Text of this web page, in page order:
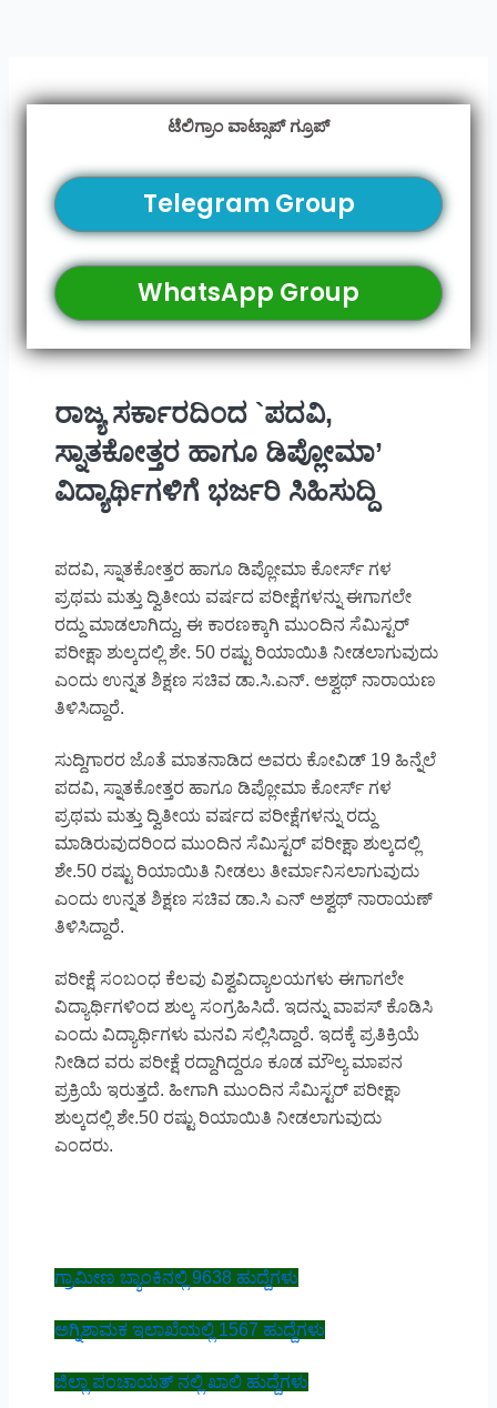
ಟೆಲಿಗ್ರಾಂ ವಾಟ್ಸಾಪ್ ಗ್ರೂಪ್
Telegram Group
WhatsApp Group
ರಾಜ್ಯ ಸರ್ಕಾರದಿಂದ `ಪದವಿ,
ಸ್ನಾತಕೋತ್ತರ ಹಾಗೂ ಡಿಪ್ಲೋಮಾ’
ವಿದ್ಯಾರ್ಥಿಗಳಿಗೆ ಭರ್ಜರಿ ಸಿಹಿಸುದ್ದಿ
ಪದವಿ, ಸ್ನಾತಕೋತ್ತರ ಹಾಗೂ ಡಿಪ್ಲೋಮಾ ಕೋರ್ಸ್ ಗಳ
ಪ್ರಥಮ ಮತ್ತು ದ್ವಿತೀಯ ವರ್ಷದ ಪರೀಕ್ಷೆಗಳನ್ನು ಈಗಾಗಲೇ
ರದ್ದು ಮಾಡಲಾಗಿದ್ದು, ಈ ಕಾರಣಕ್ಕಾಗಿ ಮುಂದಿನ ಸೆಮಿಸ್ಟರ್
ಪರೀಕ್ಷಾ ಶುಲ್ಕದಲ್ಲಿ ಶೇ. 50 ರಷ್ಟು ರಿಯಾಯಿತಿ ನೀಡಲಾಗುವುದು
ಎಂದು ಉನ್ನತ ಶಿಕ್ಷಣ ಸಚಿವ ಡಾ.ಸಿ.ಎನ್. ಅಶ್ವಥ್ ನಾರಾಯಣ
ತಿಳಿಸಿದ್ದಾರೆ.
ಸುದ್ದಿಗಾರರ ಜೊತೆ ಮಾತನಾಡಿದ ಅವರು ಕೋವಿಡ್ 19 ಹಿನ್ನೆಲೆ
ಪದವಿ, ಸ್ನಾತಕೋತ್ತರ ಹಾಗೂ ಡಿಪ್ಲೋಮಾ ಕೋರ್ಸ್ ಗಳ
ಪ್ರಥಮ ಮತ್ತು ದ್ವಿತೀಯ ವರ್ಷದ ಪರೀಕ್ಷೆಗಳನ್ನು ರದ್ದು
ಮಾಡಿರುವುದರಿಂದ ಮುಂದಿನ ಸೆಮಿಸ್ಟರ್ ಪರೀಕ್ಷಾ ಶುಲ್ಕದಲ್ಲಿ
ಶೇ.50 ರಷ್ಟು ರಿಯಾಯಿತಿ ನೀಡಲು ತೀರ್ಮಾನಿಸಲಾಗುವುದು
ಎಂದು ಉನ್ನತ ಶಿಕ್ಷಣ ಸಚಿವ ಡಾ.ಸಿ ಎನ್ ಅಶ್ವಥ್ ನಾರಾಯಣ್
ತಿಳಿಸಿದ್ದಾರೆ.
ಪರೀಕ್ಷೆ ಸಂಬಂಧ ಕೆಲವು ವಿಶ್ವವಿದ್ಯಾಲಯಗಳು ಈಗಾಗಲೇ
ವಿದ್ಯಾರ್ಥಿಗಳಿಂದ ಶುಲ್ಕ ಸಂಗ್ರಹಿಸಿದೆ. ಇದನ್ನು ವಾಪಸ್ ಕೊಡಿಸಿ
ಎಂದು ವಿದ್ಯಾರ್ಥಿಗಳು ಮನವಿ ಸಲ್ಲಿಸಿದ್ದಾರೆ. ಇದಕ್ಕೆ ಪ್ರತಿಕ್ರಿಯೆ
ನೀಡಿದ ವರು ಪರೀಕ್ಷೆ ರದ್ದಾಗಿದ್ದರೂ ಕೂಡ ಮೌಲ್ಯ ಮಾಪನ
ಪ್ರಕ್ರಿಯೆ ಇರುತ್ತದೆ. ಹೀಗಾಗಿ ಮುಂದಿನ ಸೆಮಿಸ್ಟರ್ ಪರೀಕ್ಷಾ
ಶುಲ್ಕದಲ್ಲಿ ಶೇ.50 ರಷ್ಟು ರಿಯಾಯಿತಿ ನೀಡಲಾಗುವುದು
ಎಂದರು.
ಗ್ರಾಮೀಣ ಬ್ಯಾಂಕಿನಲ್ಲಿ 9638 ಹುದ್ದೆಗಳು
ಅಗ್ನಿಶಾಮಕ ಇಲಾಖೆಯಲ್ಲಿ 1567 ಹುದ್ದೆಗಳು
ಜಿಲ್ಲಾ ಪಂಚಾಯತ್ ನಲ್ಲಿ ಖಾಲಿ ಹುದ್ದೆಗಳು